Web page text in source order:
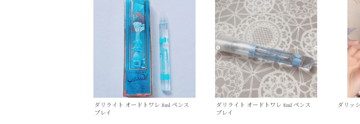
ダリライト オードトワレ 8ml ペンス
プレイ
ダリライト オードトワレ 8ml ペンス
プレイ
ダリッ